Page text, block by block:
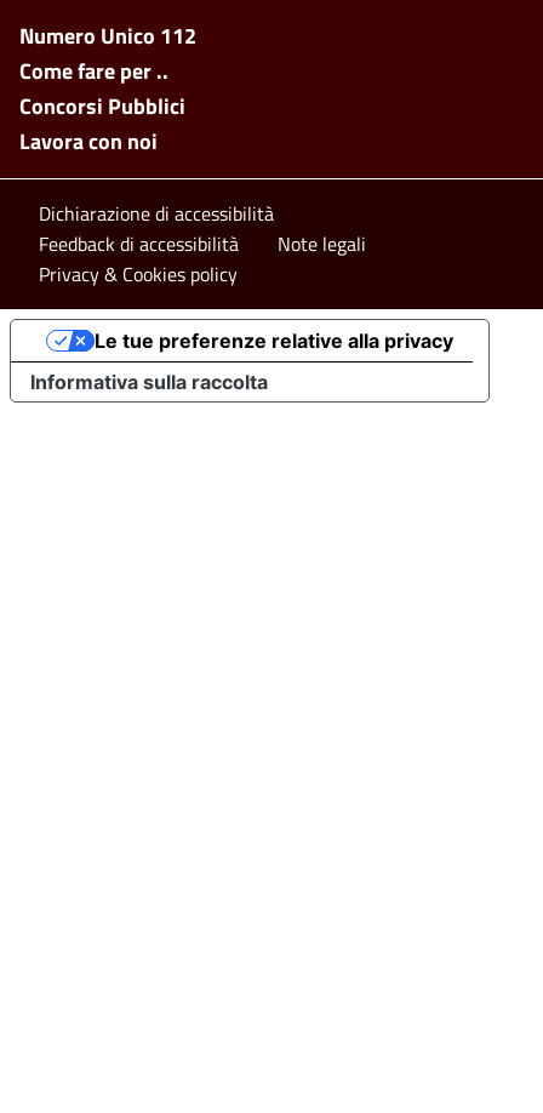
Footer side menu
Numero Unico 112
Come fare per ..
Concorsi Pubblici
Lavora con noi
Footer bottom
Dichiarazione di accessibilità
Feedback di accessibilità
Note legali
Privacy & Cookies policy
Informativa sulla raccolta
Le tue preferenze relative alla privacy